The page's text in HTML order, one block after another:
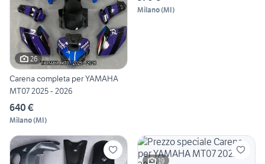
26
Carena completa per YAMAHA
MT07 2025 - 2026
640 €
Milano(MI)
Milano(MI)
19